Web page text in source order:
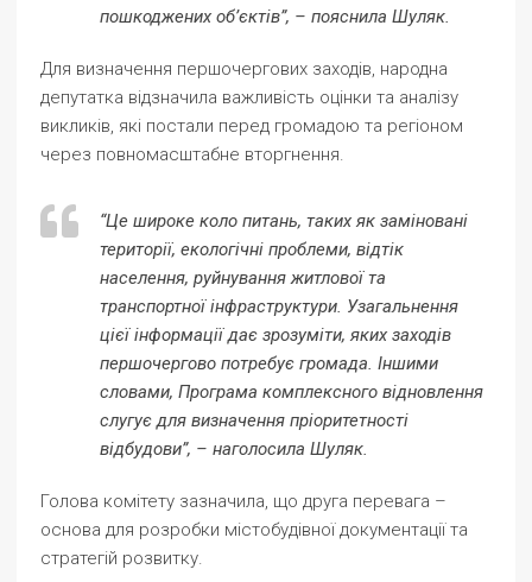
пошкоджених об’єктів”, – пояснила Шуляк.
Для визначення першочергових заходів, народна
депутатка відзначила важливість оцінки та аналізу
викликів, які постали перед громадою та регіоном
через повномасштабне вторгнення.
“Це широке коло питань, таких як заміновані
території, екологічні проблеми, відтік
населення, руйнування житлової та
транспортної інфраструктури. Узагальнення
цієї інформації дає зрозуміти, яких заходів
першочергово потребує громада. Іншими
словами, Програма комплексного відновлення
слугує для визначення пріоритетності
відбудови”, – наголосила Шуляк.
Голова комітету зазначила, що друга перевага –
основа для розробки містобудівної документації та
стратегій розвитку.